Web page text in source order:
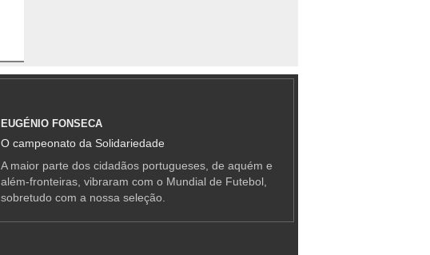
EUGÉNIO FONSECA
O campeonato da Solidariedade
A maior parte dos cidadãos portugueses, de aquém e
além-fronteiras, vibraram com o Mundial de Futebol,
sobretudo com a nossa seleção.